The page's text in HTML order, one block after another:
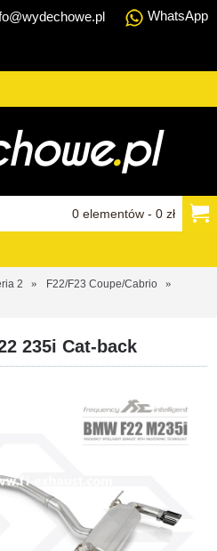
WhatsApp
0 elementów - 0 zł
2
F22/F23 Coupe/Cabrio
235i Cat-back